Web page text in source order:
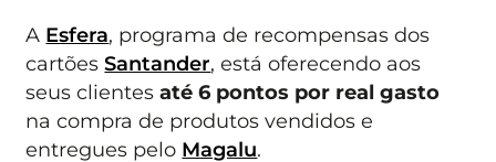
A Esfera, programa de recompensas dos
cartõesSantander, está oferecendo aos
seus clientesaté 6 pontos por real gasto
na compra de produtos vendidos e
entregues pelo Magalu.